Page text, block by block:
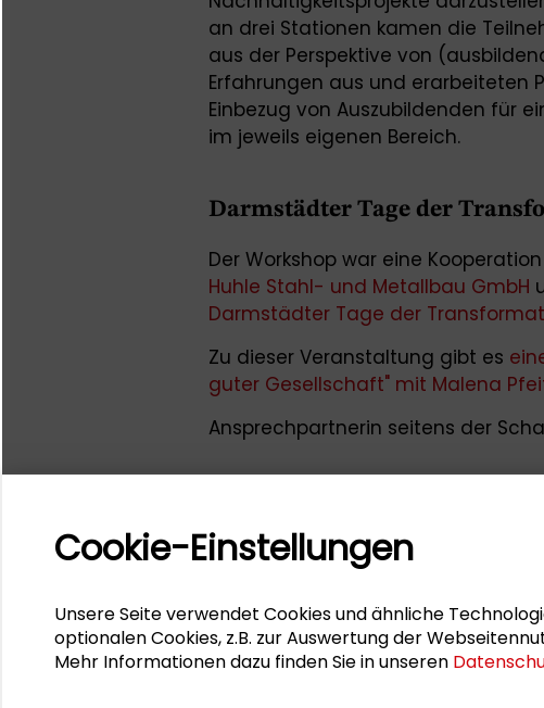
an drei Stationen kamen die
aus der Perspektive von
Erfahrungen aus und erarbeiteten
Einbezug von Auszubildenden für
im jeweils eigenen Bereich.
Darmstädter Tage der
Der Workshop war eine
Huhle Stahl- und Metallbau GmbH
Darmstädter Tage der
Zu dieser Veranstaltung gibt es
guter Gesellschaft" mit Malena
Ansprechpartnerin seitens der
Cookie-Einstellungen
Unsere Seite verwendet Cookies und ähnliche
optionalen Cookies, z.B. zur Auswertung der
Mehr Informationen dazu finden Sie in unseren